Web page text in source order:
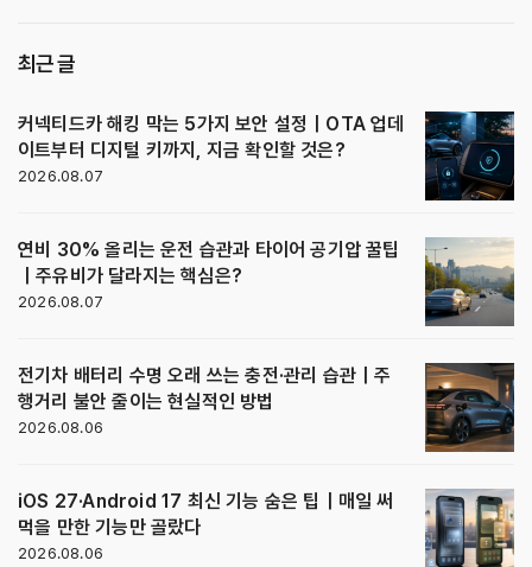
최근 글
커넥티드카 해킹 막는 5가지 보안 설정｜OTA 업데
이트부터 디지털 키까지, 지금 확인할 것은?
2026.08.07
연비 30% 올리는 운전 습관과 타이어 공기압 꿀팁
｜주유비가 달라지는 핵심은?
2026.08.07
전기차 배터리 수명 오래 쓰는 충전·관리 습관｜주
행거리 불안 줄이는 현실적인 방법
2026.08.06
iOS 27·Android 17 최신 기능 숨은 팁｜매일 써
먹을 만한 기능만 골랐다
2026.08.06